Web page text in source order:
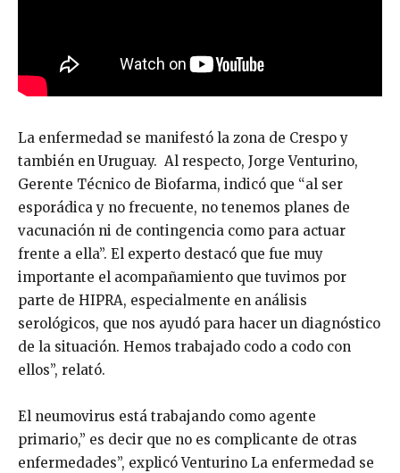
La enfermedad se manifestó la zona de Crespo y
también en Uruguay. Al respecto, Jorge Venturino,
Gerente Técnico de Biofarma, indicó que “al ser
esporádica y no frecuente, no tenemos planes de
vacunación ni de contingencia como para actuar
frente a ella”. El experto destacó que fue muy
importante el acompañamiento que tuvimos por
parte de HIPRA, especialmente en análisis
serológicos, que nos ayudó para hacer un diagnóstico
de la situación. Hemos trabajado codo a codo con
ellos”, relató.
El neumovirus está trabajando como agente
primario,” es decir que no es complicante de otras
enfermedades”, explicó Venturino La enfermedad se